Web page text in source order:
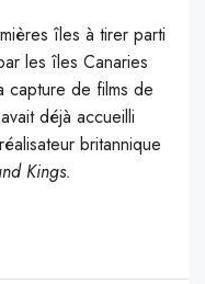
îles à tirer parti
les îles Canaries
capture de films de
déjà accueilli
britannique
Kings.